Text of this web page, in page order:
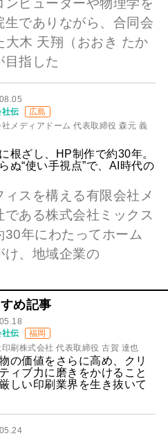
ピューターや物理学を
でありながら、合同会
木 天翔（おおき たか
目指した
社伝
広島
メディアドーム 代表取締役 森元 義
根ざし、HP制作で約30年。
ぬ“使い手視点”で、AI時代の
スを構える有限会社メ
ある株式会社ミックス
30年にわたってホーム
け、地域企業の
め記事
社伝
福岡
刷株式会社 代表取締役 古賀 達也
の価値をさらに高め、クリ
ィブ力に磨きをかけること
しい印刷業界を生き抜いて